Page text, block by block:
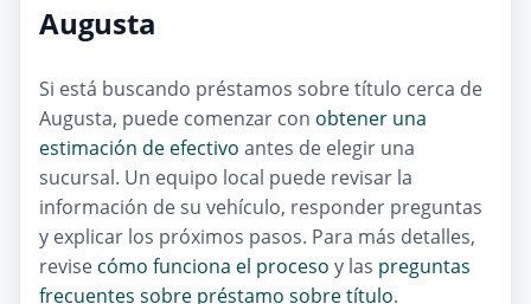
Augusta
Si está buscando préstamos sobre título cerca de
Augusta, puede comenzar con obtener una
estimación de efectivo antes de elegir una
sucursal. Un equipo local puede revisar la
información de su vehículo, responder preguntas
y explicar los próximos pasos. Para más detalles,
revise cómo funciona el proceso y las preguntas
frecuentes sobre préstamo sobre título.